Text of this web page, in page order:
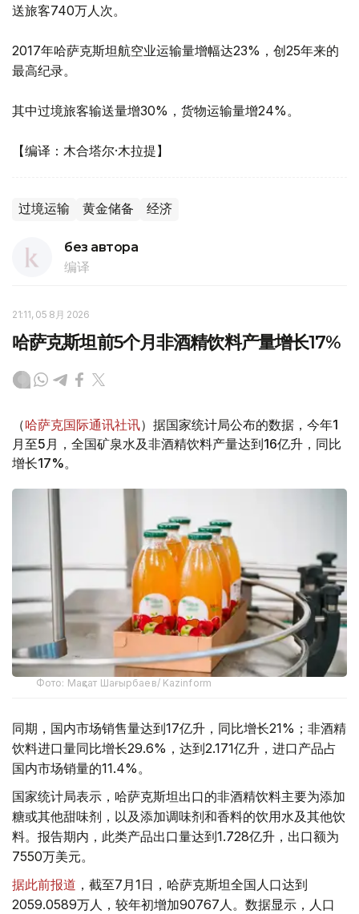
送旅客740万人次。
2017年哈萨克斯坦航空业运输量增幅达23%，创25年来的
最高纪录。
其中过境旅客输送量增30%，货物运输量增24%。
【编译：木合塔尔·木拉提】
过境运输 黄金储备 经济
без автора
编译
21:11, 05 8月 2026
哈萨克斯坦前5个月非酒精饮料产量增长17%
（哈萨克国际通讯社讯）据国家统计局公布的数据，今年1
月至5月，全国矿泉水及非酒精饮料产量达到16亿升，同比
增长17%。
Фото: Мақсат Шағырбаев/ Kazinform
同期，国内市场销售量达到17亿升，同比增长21%；非酒精
饮料进口量同比增长29.6%，达到2.171亿升，进口产品占
国内市场销量的11.4%。
国家统计局表示，哈萨克斯坦出口的非酒精饮料主要为添加
糖或其他甜味剂，以及添加调味剂和香料的饮用水及其他饮
料。报告期内，此类产品出口量达到1.728亿升，出口额为
7550万美元。
据此前报道 ，截至7月1日，哈萨克斯坦全国人口达到
2059.0589万人，较年初增加90767人。数据显示，人口